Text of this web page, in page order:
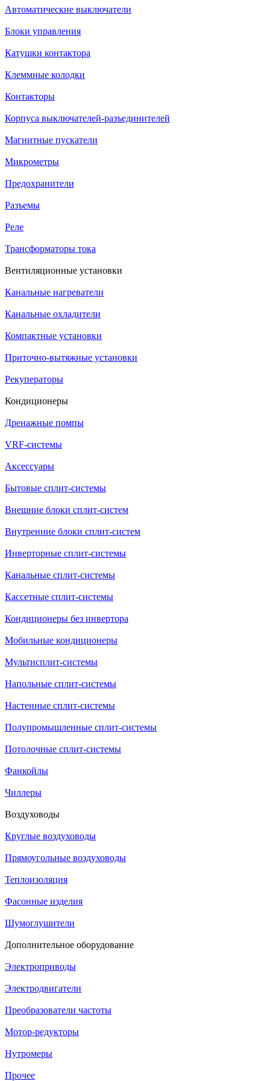
Автоматические выключатели
Блоки управления
Катушки контактора
Клеммные колодки
Контакторы
Корпуса выключателей-разъединителей
Магнитные пускатели
Микрометры
Предохранители
Разъемы
Реле
Трансформаторы тока
Вентиляционные установки
Канальные нагреватели
Канальные охладители
Компактные установки
Приточно-вытяжные установки
Рекуператоры
Кондиционеры
Дренажные помпы
VRF-системы
Аксессуары
Бытовые сплит-системы
Внешние блоки сплит-систем
Внутренние блоки сплит-систем
Инверторные сплит-системы
Канальные сплит-системы
Кассетные сплит-системы
Кондиционеры без инвертора
Мобильные кондиционеры
Мультисплит-системы
Напольные сплит-системы
Настенные сплит-системы
Полупромышленные сплит-системы
Потолочные сплит-системы
Фанкойлы
Чиллеры
Воздуховоды
Круглые воздуховоды
Прямоугольные воздуховоды
Теплоизоляция
Фасонные изделия
Шумоглушители
Дополнительное оборудование
Электроприводы
Электродвигатели
Преобразователи частоты
Мотор-редукторы
Нутромеры
Прочее